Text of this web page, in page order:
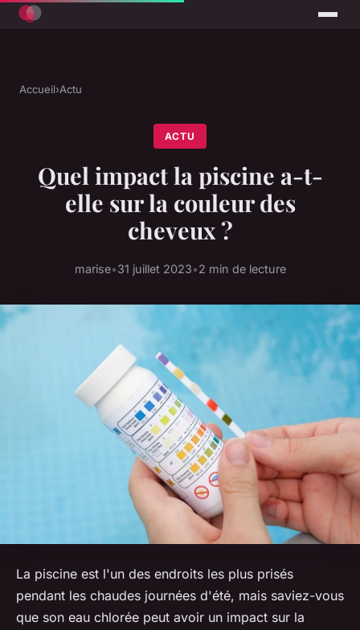
Accueil›Actu
ACTU
Quel impact la piscine a-t-
elle sur la couleur des
cheveux ?
marise•31 juillet 2023•2 min de lecture
La piscine est l'un des endroits les plus prisés
pendant les chaudes journées d'été, mais saviez-vous
que son eau chlorée peut avoir un impact sur la